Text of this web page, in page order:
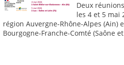
Deux
les 4 et 5 mai
région Auvergne-Rhône-Alpes (Ain)
Bourgogne-Franche-Comté (Saône